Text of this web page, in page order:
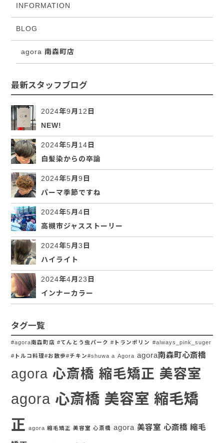
INFORMATION
BLOG
agora 南森町店
最新スタッフブログ
2024年9月12日
NEW!
2024年5月14日
白髪染からの卒論
2024年5月9日
パーマ季節ですね
2024年5月4日
高槻市ジャスストーリー
2024年5月3日
ハイライト
2024年4月23日
インナーカラー
タグ一覧
#agora南森町店 #てんとう虫パーク #トランポリン #always_pink_suger
#トルコ料理#お散歩#チキン#shuwa a Agora agora南森町心斎橋
agora 心斎橋 縮毛矯正 美容室
agora 心斎橋 美容室 縮毛矯
正 agora 縮毛矯正 美容室 心斎橋 agora 美容室 心斎橋 縮毛